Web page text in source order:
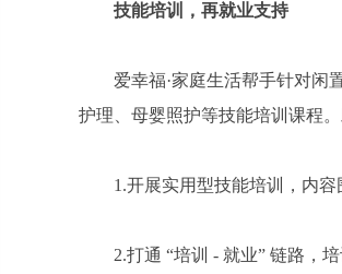
技能培训 ， 再就业支持
爱幸福·家庭生活帮手针对闲
护理、母婴照护等技能培训课程
1.开展实用型技能培训，内
2.打通 “培训 - 就业” 链路，